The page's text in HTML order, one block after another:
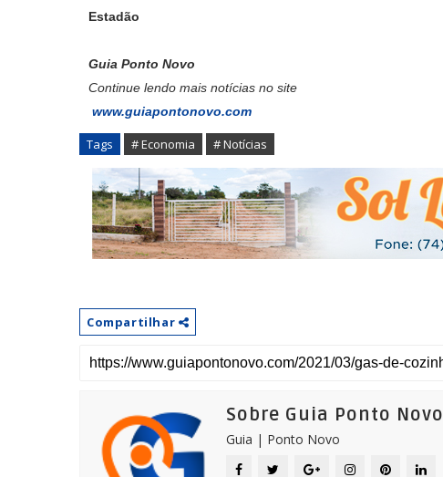
Estadão
Guia Ponto Novo
Continue lendo mais notícias no site
www.guiapontonovo.com
Tags # Economia # Notícias
Compartilhar
Sobre Guia Ponto Novo
Guia | Ponto Novo